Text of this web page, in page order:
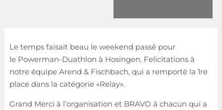
Le temps faisait beau le weekend passé pour
le Powerman-Duathlon à Hosingen. Felicitations à
notre équipe Arend & Fischbach, qui a remporté la 1re
place dans la catégorie «Relay».
Grand Merci à l’organisation et BRAVO à chacun qui a